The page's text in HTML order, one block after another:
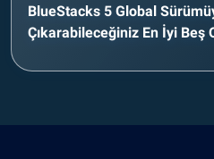
BlueStacks 5 Global
Çıkarabileceğiniz En İyi Beş